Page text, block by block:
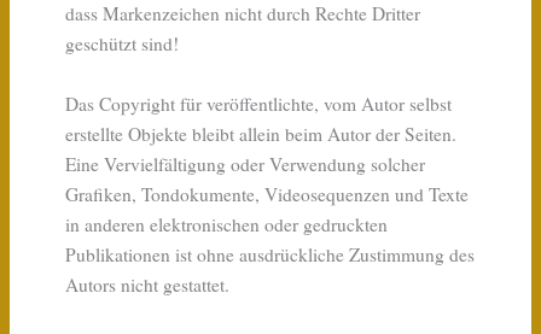
dass Markenzeichen nicht durch Rechte Dritter
geschützt sind!
Das Copyright für veröffentlichte, vom Autor selbst
erstellte Objekte bleibt allein beim Autor der Seiten.
Eine Vervielfältigung oder Verwendung solcher
Grafiken, Tondokumente, Videosequenzen und Texte
in anderen elektronischen oder gedruckten
Publikationen ist ohne ausdrückliche Zustimmung des
Autors nicht gestattet.